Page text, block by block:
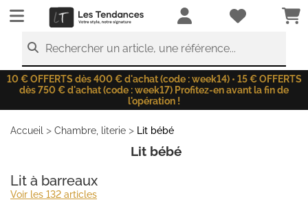
LesTendances.fr
Rechercher un article, une référence...
10 € OFFERTS dès 400 € d'achat (code : week14) • 15 € OFFERTS
dès 750 € d'achat (code : week17) Profitez-en avant la fin de
l'opération !
Accueil > Chambre, literie > Lit bébé
Lit bébé
Lit à barreaux
Voir les 132 articles